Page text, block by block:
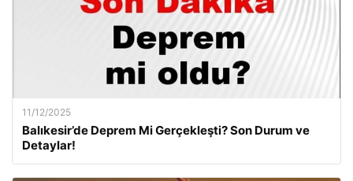
11/12/2025
Balıkesir’de Deprem Mi Gerçekleşti? Son Durum ve
Detaylar!